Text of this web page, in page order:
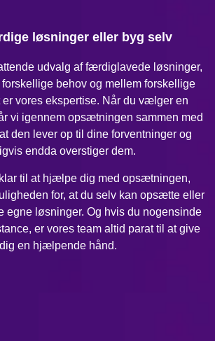
løsninger eller byg selv
udvalg af færdiglavede løsninger,
behov og mellem forskellige
er vores ekspertise. Når du vælger en
vi igennem opsætningen sammen med
den lever op til dine forventninger og
endda overstiger dem.
til at hjælpe dig med opsætningen,
for, at du selv kan opsætte eller
egne løsninger. Og hvis du nogensinde
er vores team altid parat til at give
dig en hjælpende hånd.